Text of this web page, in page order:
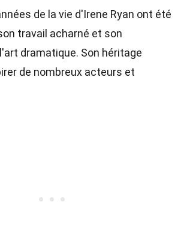
de la vie d'Irene Ryan ont été
travail acharné et son
dramatique. Son héritage
de nombreux acteurs et